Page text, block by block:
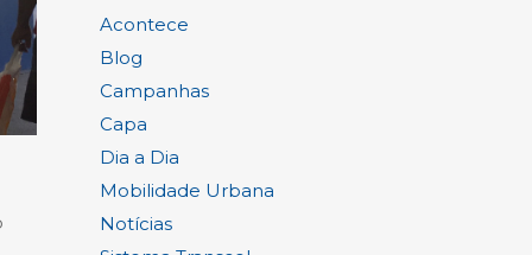
Acontece
Blog
Campanhas
Capa
Dia a Dia
Mobilidade Urbana
Notícias